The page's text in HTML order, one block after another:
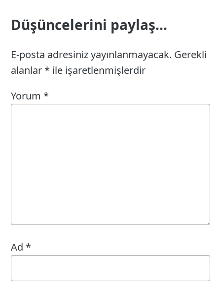
Düşüncelerini paylaş...
E-posta adresiniz yayınlanmayacak. Gerekli
alanlar * ile işaretlenmişlerdir
Yorum *
Ad *